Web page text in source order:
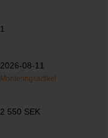
1
2026-08-11
Monteringsartikel
2 550 SEK